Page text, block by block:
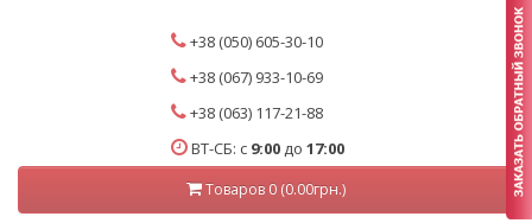
+38 (050) 605-30-10
+38 (067) 933-10-69
+38 (063) 117-21-88
ВТ-СБ: с 9:00 до 17:00
Товаров 0 (0.00грн.)